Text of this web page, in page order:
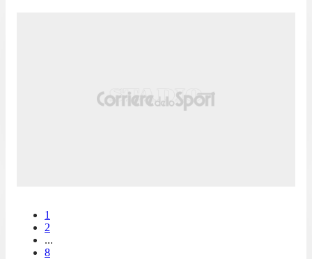
1
2
...
8